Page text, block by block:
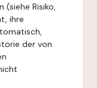
(siehe Risiko,
ihre
der von